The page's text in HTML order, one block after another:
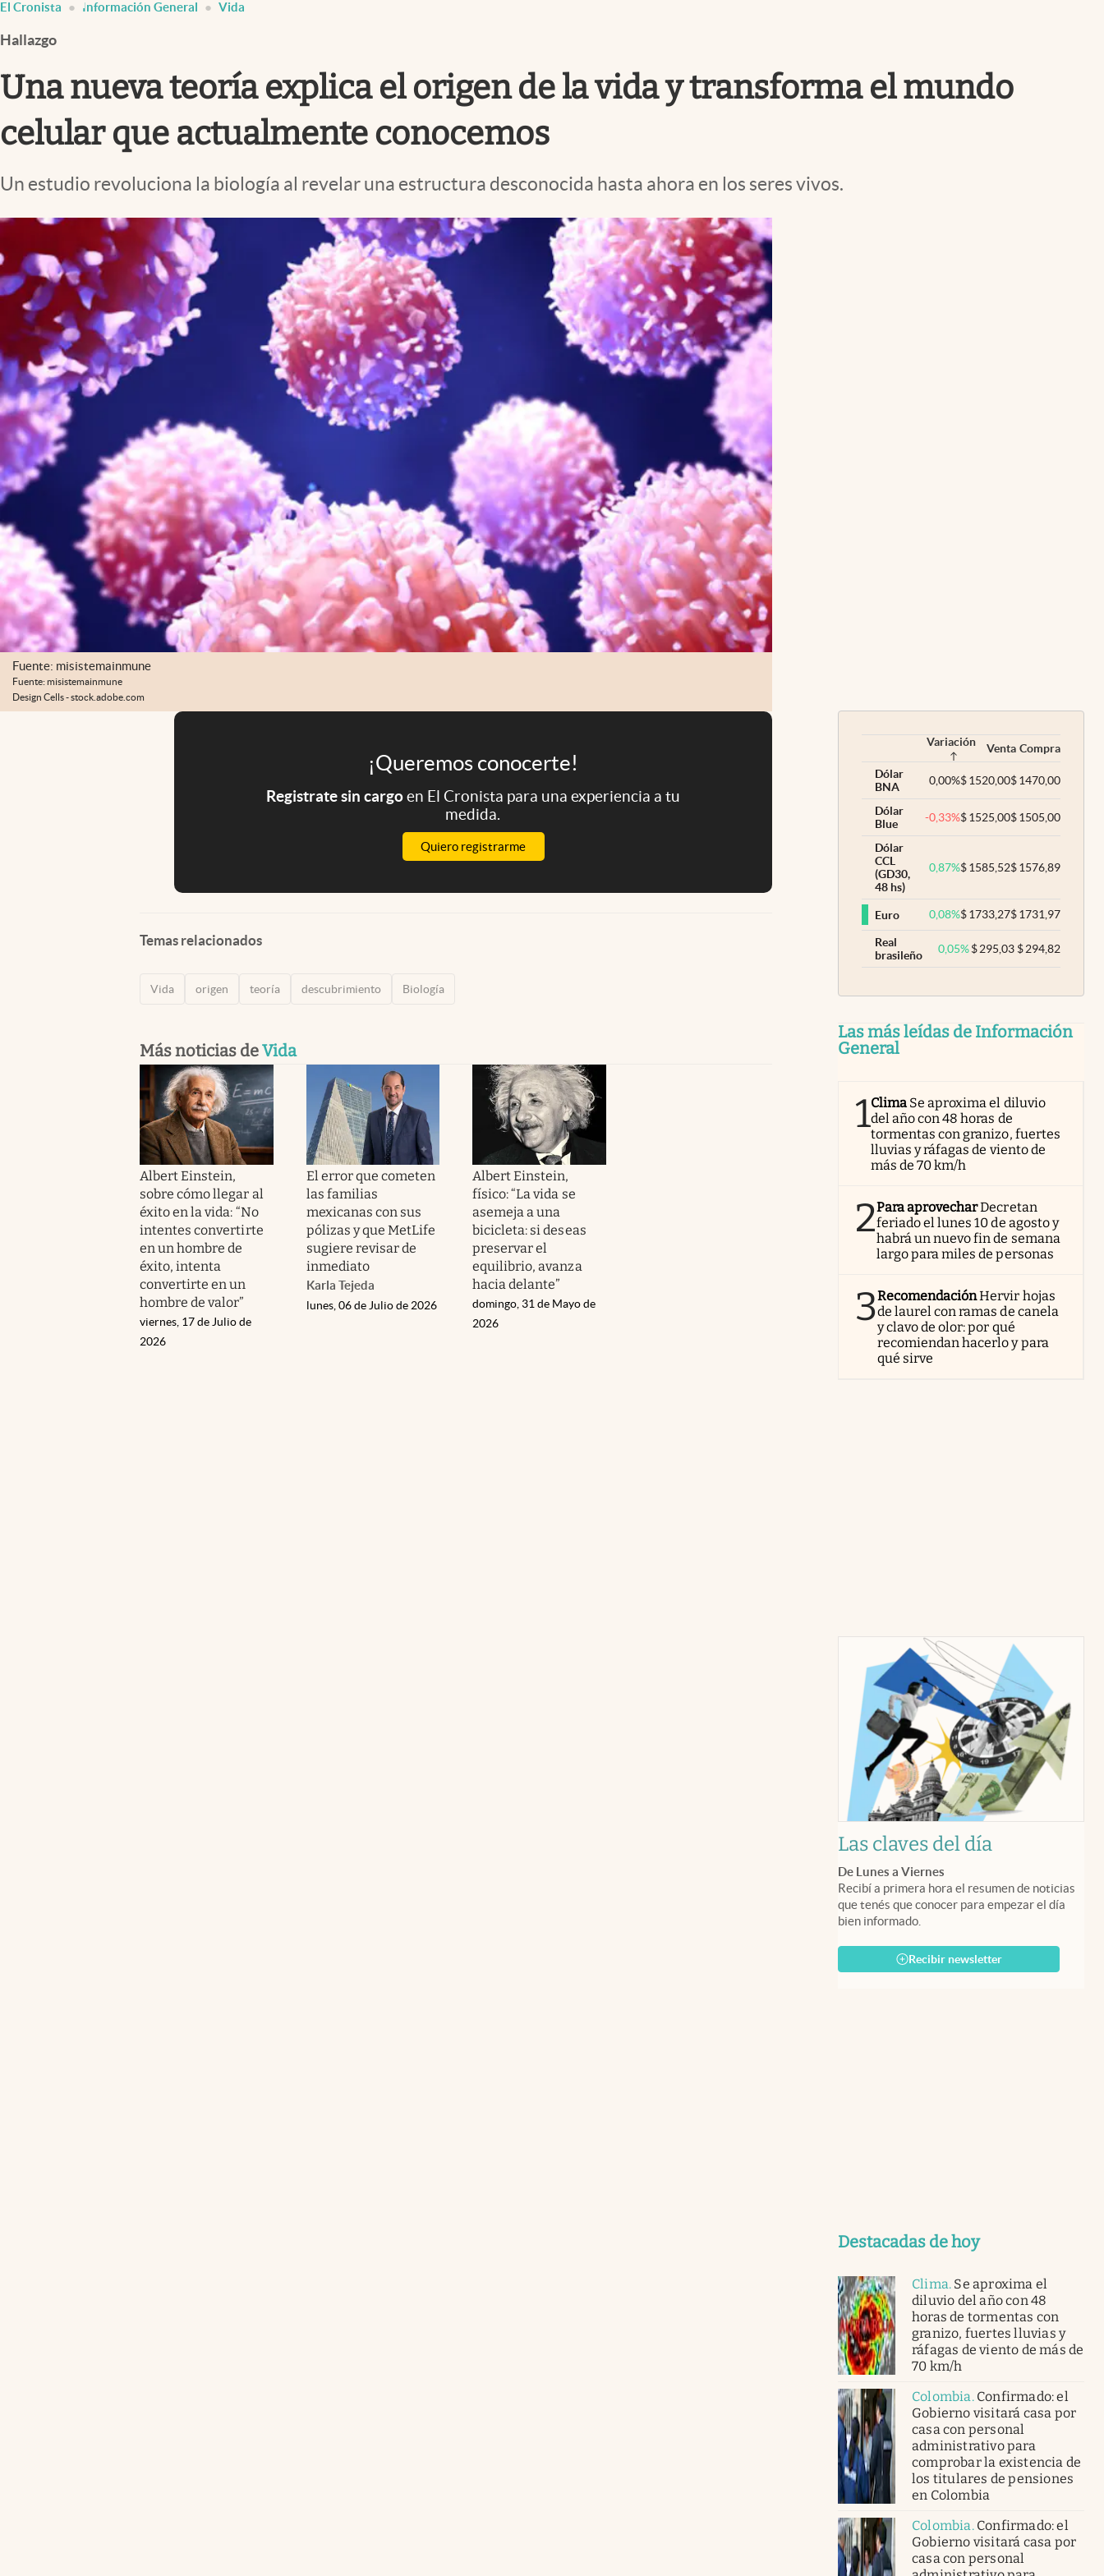
Infotechnology
Clase
Clima
Mundial 2026
Eventos Corporativos
abre en nueva pestaña
El Cronista Información General Vida
Hallazgo
Una nueva teoría explica el origen de la vida y transforma el mundo
celular que actualmente conocemos
Un estudio revoluciona la biología al revelar una estructura desconocida hasta ahora en los seres vivos.
Fuente: misistemainmune
Fuente: misistemainmune
Design Cells - stock.adobe.com
¡Queremos conocerte!
Registrate sin cargoen El Cronista para una experiencia a tu
medida.
Quiero registrarme
Temas relacionados
Vida origen teoría descubrimiento Biología
Más noticias deVida
Albert Einstein,
sobre cómo llegar al
éxito en la vida: “No
intentes convertirte
en un hombre de
éxito, intenta
convertirte en un
hombre de valor”
viernes, 17 de Julio de
2026
El error que cometen
las familias
mexicanas con sus
pólizas y que MetLife
sugiere revisar de
inmediato
Karla Tejeda
lunes, 06 de Julio de 2026
Albert Einstein,
físico: “La vida se
asemeja a una
bicicleta: si deseas
preservar el
equilibrio, avanza
hacia delante”
domingo, 31 de Mayo de
2026
Variación Venta Compra
Dólar
BNA
0,00%$1520,00$1470,00
Dólar
Blue
-0,33%$1525,00$1505,00
Dólar
CCL
(GD30,
48 hs)
0,87%$1585,52$1576,89
Euro 0,08%$1733,27$1731,97
Real
brasileño
0,05% $295,03 $294,82
Las más leídas de Información
General
1Clima Se aproxima el diluvio
del año con 48 horas de
tormentas con granizo, fuertes
lluvias y ráfagas de viento de
más de 70 km/h
2Para aprovecharDecretan
feriado el lunes 10 de agosto y
habrá un nuevo fin de semana
largo para miles de personas
3RecomendaciónHervir hojas
de laurel con ramas de canela
y clavo de olor: por qué
recomiendan hacerlo y para
qué sirve
Las claves del día
De Lunes a Viernes
Recibí a primera hora el resumen de noticias
que tenés que conocer para empezar el día
bien informado.
Recibir newsletter
Destacadas de hoy
Clima. Se aproxima el
diluvio del año con 48
horas de tormentas con
granizo, fuertes lluvias y
ráfagas de viento de más de
70 km/h
Colombia. Confirmado: el
Gobierno visitará casa por
casa con personal
administrativo para
comprobar la existencia de
los titulares de pensiones
en Colombia
Colombia. Confirmado: el
Gobierno visitará casa por
casa con personal